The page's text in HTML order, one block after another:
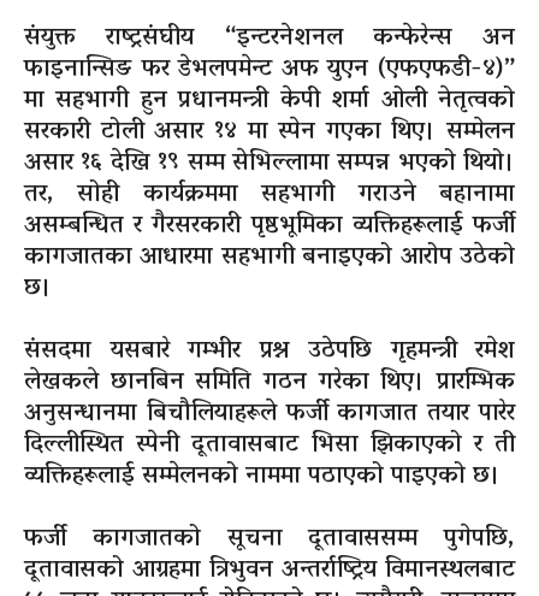
संयुक्त राष्ट्रसंघीय “इन्टरनेशनल कन्फेरेन्स अन
फाइनान्सिङ फर डेभलपमेन्ट अफ युएन (एफएफडी-४)”
मा सहभागी हुन प्रधानमन्त्री केपी शर्मा ओली नेतृत्वको
सरकारी टोली असार १४ मा स्पेन गएका थिए। सम्मेलन
असार १६ देखि १९ सम्म सेभिल्लामा सम्पन्न भएको थियो।
तर, सोही कार्यक्रममा सहभागी गराउने बहानामा
असम्बन्धित र गैरसरकारी पृष्ठभूमिका व्यक्तिहरूलाई फर्जी
कागजातका आधारमा सहभागी बनाइएको आरोप उठेको
छ।
संसदमा यसबारे गम्भीर प्रश्न उठेपछि गृहमन्त्री रमेश
लेखकले छानबिन समिति गठन गरेका थिए। प्रारम्भिक
अनुसन्धानमा बिचौलियाहरूले फर्जी कागजात तयार पारेर
दिल्लीस्थित स्पेनी दूतावासबाट भिसा झिकाएको र ती
व्यक्तिहरूलाई सम्मेलनको नाममा पठाएको पाइएको छ।
फर्जी कागजातको सूचना दूतावाससम्म पुगेपछि,
दूतावासको आग्रहमा त्रिभुवन अन्तर्राष्ट्रिय विमानस्थलबाट